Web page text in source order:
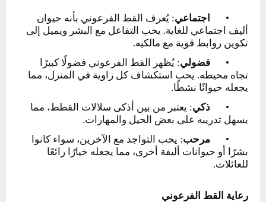
• اجتماعي: يُعرف القط الفرعوني بأنه حيوان
أليف اجتماعي للغاية. يحب التفاعل مع البشر ويميل إلى
تكوين روابط قوية مع مالكيه.
•
فضولي: يُظهر القط الفرعوني فضولًا كبيرًا
تجاه محيطه. يحب استكشاف كل زاوية في المنزل، مما
يجعله حيوانًا نشطًا.
•
ذكي: يعتبر من بين أذكى سلالات القطط، مما
يسهل تدريبه على بعض الحيل والمهارات.
•
مرحب: يحب التواجد مع الآخرين، سواء كانوا
بشرًا أو حيوانات أليفة أخرى، مما يجعله خيارًا رائعًا
للعائلات.
رعاية القط الفرعوني